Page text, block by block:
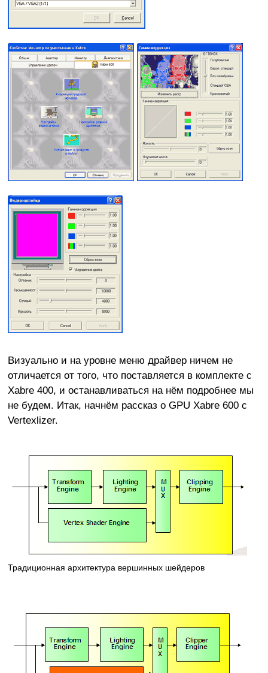
Визуально и на уровне меню драйвер ничем не
отличается от того, что поставляется в комплекте с
Xabre 400, и останавливаться на нём подробнее мы
не будем. Итак, начнём рассказ о GPU Xabre 600 с
Vertexlizer.
Традиционная архитектура вершинных шейдеров